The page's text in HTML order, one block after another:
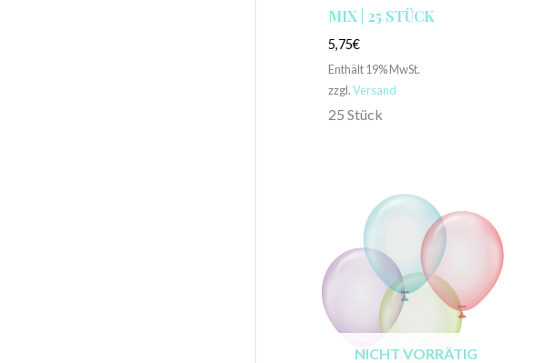
MIX | 25 STÜCK
5,75€
Enthält 19% MwSt.
zzgl.Versand
25 Stück
NICHT VORRÄTIG